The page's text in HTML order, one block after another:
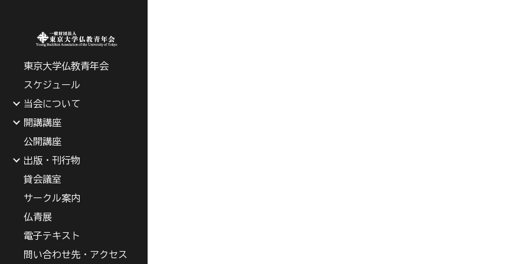
東京大学仏教青年会
スケジュール
当会について
開講講座
公開講座
出版・刊行物
貸会議室
サークル案内
仏青展
電子テキスト
問い合わせ先・アクセス